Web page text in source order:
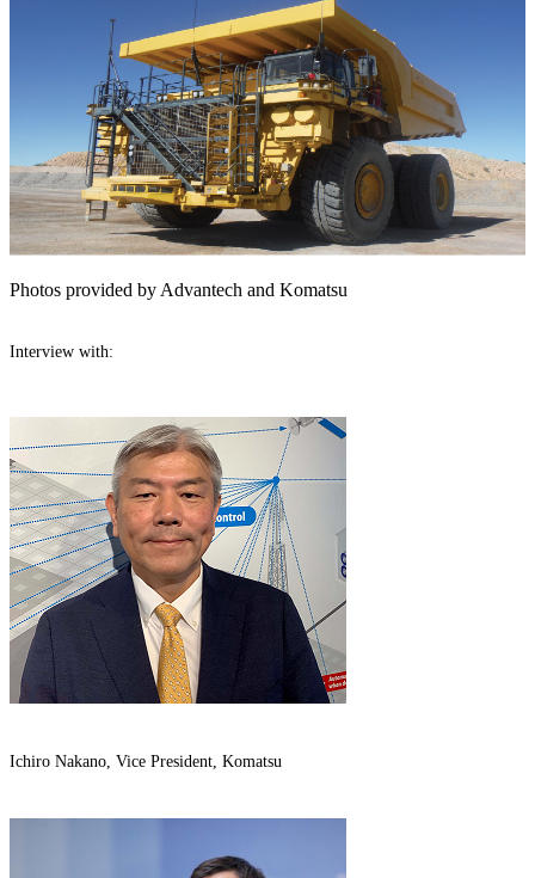
Photos provided by Advantech and Komatsu
Interview with:
Ichiro Nakano, Vice President, Komatsu